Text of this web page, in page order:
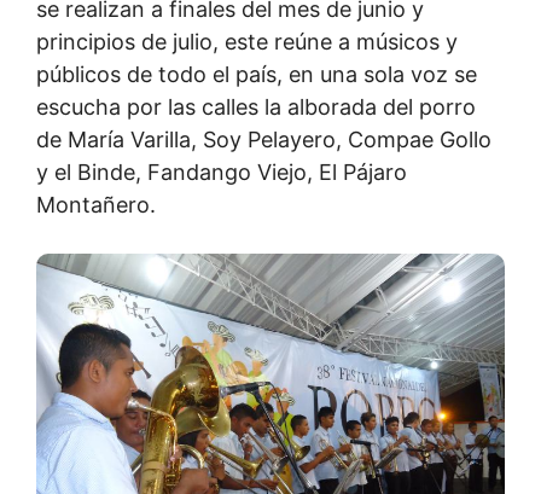
se realizan a finales del mes de junio y
principios de julio, este reúne a músicos y
públicos de todo el país, en una sola voz se
escucha por las calles la alborada del porro
de María Varilla, Soy Pelayero, Compae Gollo
y el Binde, Fandango Viejo, El Pájaro
Montañero.